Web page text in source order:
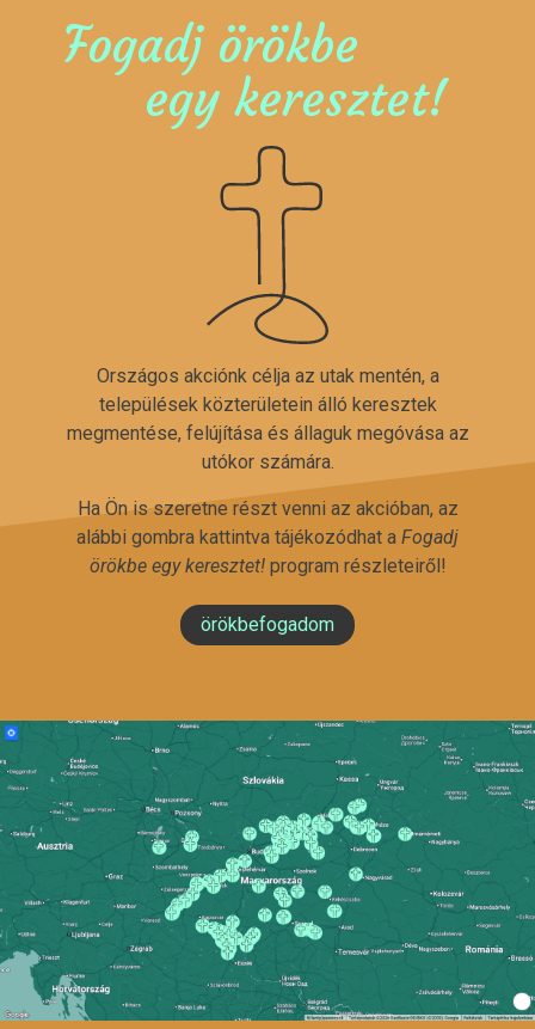
Fogadj örökbe
egy keresztet!
Országos akciónk célja az utak mentén, a
települések közterületein álló keresztek
megmentése, felújítása és állaguk megóvása az
utókor számára.
Ha Ön is szeretne részt venni az akcióban, az
alábbi gombra kattintva tájékozódhat a Fogadj
örökbe egy keresztet!program részleteiről!
örökbefogadom